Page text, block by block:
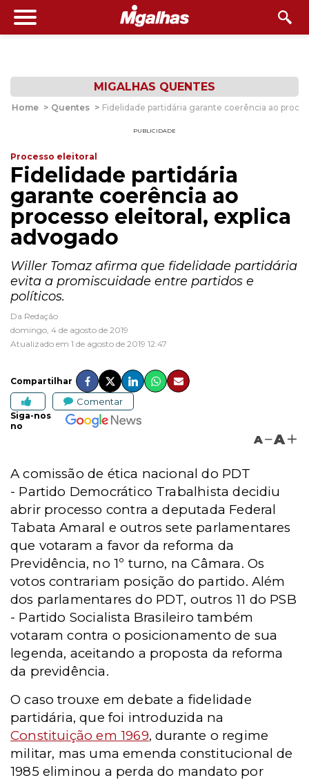
MIGALHAS QUENTES
Home > Quentes > Fidelidade partidária garante coerência ao
PUBLICIDADE
Processo eleitoral
Fidelidade partidária
garante coerência ao
processo eleitoral, explica
advogado
Willer Tomaz afirma que fidelidade partidária
evita a promiscuidade entre partidos e
políticos.
Da Redação
domingo, 4 de agosto de 2019
Atualizado em 1 de agosto de 2019 12:47
Compartilhar
Comentar
Siga-nos
no
A A
A comissão de ética nacional do PDT
- Partido Democrático Trabalhista decidiu
abrir processo contra a deputada Federal
Tabata Amaral e outros sete parlamentares
que votaram a favor da reforma da
Previdência, no 1º turno, na Câmara. Os
votos contrariam posição do partido. Além
dos parlamentares do PDT, outros 11 do PSB
- Partido Socialista Brasileiro também
votaram contra o posicionamento de sua
legenda, aceitando a proposta da reforma
da previdência.
O caso trouxe em debate a fidelidade
partidária, que foi introduzida na
Constituição em 1969, durante o regime
militar, mas uma emenda constitucional de
1985 eliminou a perda do mandato por